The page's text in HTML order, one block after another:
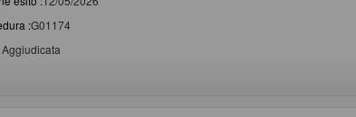
:G01174